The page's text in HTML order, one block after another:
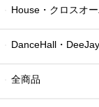
House・クロスオ
DanceHall・DeeJay
全商品